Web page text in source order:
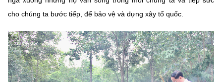
cho chúng ta bước tiếp, để bảo vệ và dựng xây tổ quốc.